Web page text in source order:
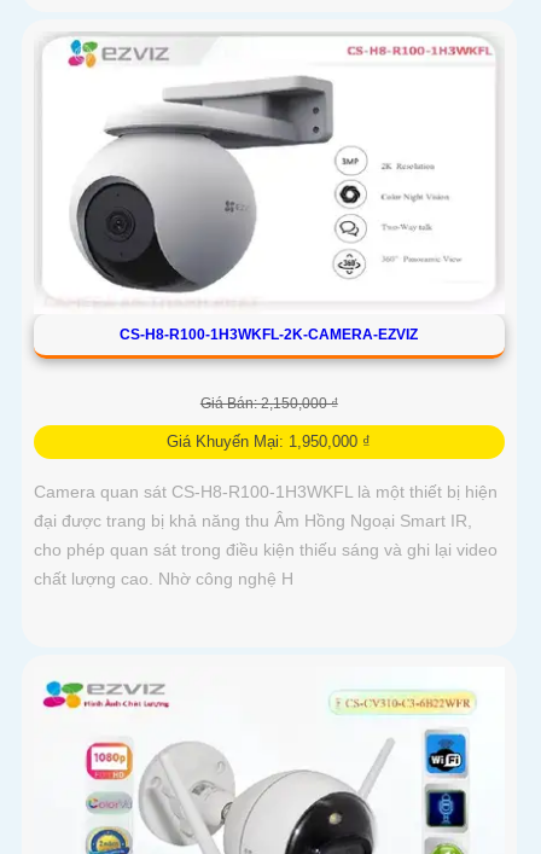
CS-H8-R100-1H3WKFL-2K-CAMERA-EZVIZ
Giá Bán: 2,150,000 ₫
Giá Khuyến Mại: 1,950,000 ₫
Camera quan sát CS-H8-R100-1H3WKFL là một thiết bị hiện
đại được trang bị khả năng thu Âm Hồng Ngoại Smart IR,
cho phép quan sát trong điều kiện thiếu sáng và ghi lại video
chất lượng cao. Nhờ công nghệ H